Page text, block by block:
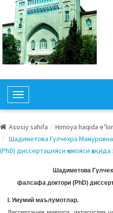
T
o
g
l
e
a
i
Asosiy sahifa
Himoya haqida
Шадиметова Гулчехра
(PhD) диссертацияси ҳимояси
Шадиметова
фалсафа доктори (PhD)
I. Умумий маълумотлар.